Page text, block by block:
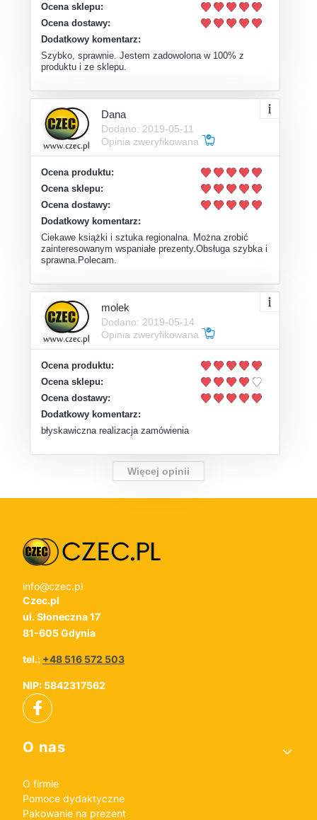
Ocena sklepu:
Ocena dostawy:
Dodatkowy komentarz:
Szybko, sprawnie. Jestem zadowolona w 100% z
produktu i ze sklepu.
Dana
Dodano: 2019-05-11
Opinia zweryfikowana
Ocena produktu:
Ocena sklepu:
Ocena dostawy:
Dodatkowy komentarz:
Ciekawe książki i sztuka regionalna. Można zrobić
zainteresowanym wspaniałe prezenty.Obsługa szybka i
sprawna.Polecam.
molek
Dodano: 2019-05-14
Opinia zweryfikowana
Ocena produktu:
Ocena sklepu:
Ocena dostawy:
Dodatkowy komentarz:
błyskawiczna realizacja zamówienia
Więcej opinii
info@czec.pl
Czec.pl
ul. Słoneczna 17
81-605 Gdynia
tel.: +48 516 572 503
NIP: 5842317562
Linki w stopce
O nas
O firmie
Pomoce dydaktyczne
Pakowanie na prezent